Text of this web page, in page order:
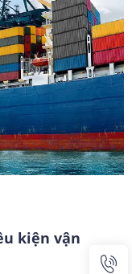
kiện vận